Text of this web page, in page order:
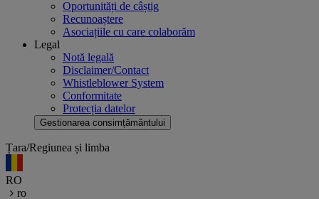
Oportunități de câștig
Recunoaștere
Asociațiile cu care colaborăm
Legal
Notă legală
Disclaimer/Contact
Whistleblower System
Conformitate
Protecția datelor
Gestionarea consimțământului
Țara/Regiunea și limba
RO
ro